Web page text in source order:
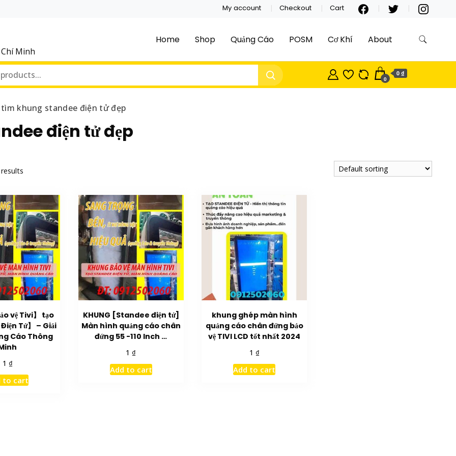
My account Checkout Cart
Minh
Home Shop Quảng Cáo POSM Cơ Khí About
0
0 ₫
tìm khung standee điện tử đẹp
điện tử đẹp
vệ Tivi】 tạo
Tử】 – Giải
Cáo Thông
1 ₫
to cart
KHUNG [Standee điện tử]
Màn hình quảng cáo chân
đứng 55 -110 Inch …
1 ₫
Add to cart
khung ghép màn hình
quảng cáo chân đứng bảo
vệ TIVI LCD tốt nhất 2024
1 ₫
Add to cart